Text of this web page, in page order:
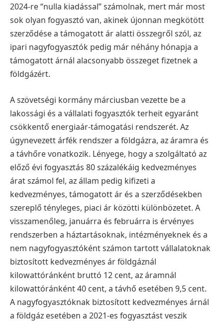
2024-re “nulla kiadással” számolnak, mert már most
sok olyan fogyasztó van, akinek újonnan megkötött
szerződése a támogatott ár alatti összegről szól, az
ipari nagyfogyasztók pedig már néhány hónapja a
támogatott árnál alacsonyabb összeget fizetnek a
földgázért.
A szövetségi kormány márciusban vezette be a
lakossági és a vállalati fogyasztók terheit egyaránt
csökkentő energiaár-támogatási rendszerét. Az
úgynevezett árfék rendszer a földgázra, az áramra és
a távhőre vonatkozik. Lényege, hogy a szolgáltató az
előző évi fogyasztás 80 százalékáig kedvezményes
árat számol fel, az állam pedig kifizeti a
kedvezményes, támogatott ár és a szerződésekben
szereplő tényleges, piaci ár közötti különbözetet. A
visszamenőleg, januárra és februárra is érvényes
rendszerben a háztartásoknak, intézményeknek és a
nem nagyfogyasztóként számon tartott vállalatoknak
biztosított kedvezményes ár földgáznál
kilowattóránként bruttó 12 cent, az áramnál
kilowattóránként 40 cent, a távhő esetében 9,5 cent.
A nagyfogyasztóknak biztosított kedvezményes árnál
a földgáz esetében a 2021-es fogyasztást veszik